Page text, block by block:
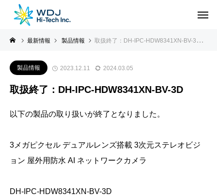
最新情報 製品情報 取扱終了：DH-IPC-HDW8341XN-BV-3D
製品情報 2023.12.11 2024.03.05
取扱終了：DH-IPC-HDW8341XN-BV-3D
以下の製品の取り扱いが終了となりました。
3メガピクセル デュアルレンズ搭載 3次元ステレオビジ
ョン 屋外用防水 AI ネットワークカメラ
DH-IPC-HDW8341XN-BV-3D